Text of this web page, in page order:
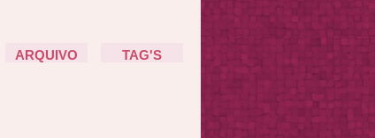
ARQUIVO TAG'S